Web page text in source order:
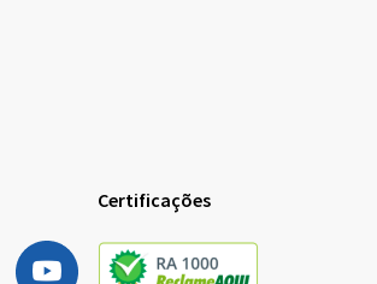
Certificações